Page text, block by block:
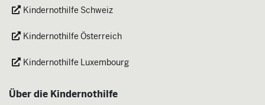
Kindernothilfe Schweiz
Kindernothilfe Österreich
Kindernothilfe Luxembourg
Über die Kindernothilfe